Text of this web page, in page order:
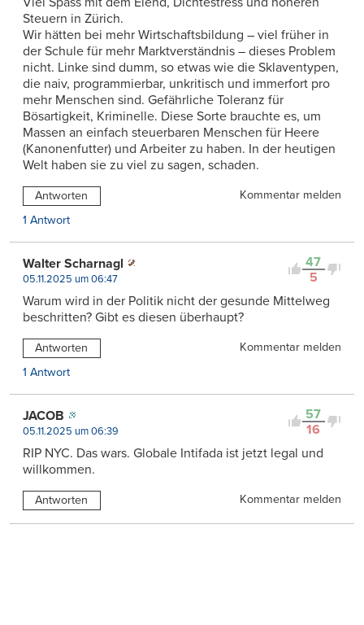
Steuern in Zürich.
Wir hätten bei mehr Wirtschaftsbildung – viel früher in
der Schule für mehr Marktverständnis – dieses Problem
nicht. Linke sind dumm, so etwas wie die Sklaventypen,
die naiv, programmierbar, unkritisch und immerfort pro
mehr Menschen sind. Gefährliche Toleranz für
Bösartigkeit, Kriminelle. Diese Sorte brauchte es, um
Massen an einfach steuerbaren Menschen für Heere
(Kanonenfutter) und Arbeiter zu haben. In der heutigen
Welt haben sie zu viel zu sagen, schaden.
Antworten
Kommentar melden
1 Antwort
47
5
Walter Scharnagl
05.11.2025 um 06:47
Warum wird in der Politik nicht der gesunde Mittelweg
beschritten? Gibt es diesen überhaupt?
Antworten
Kommentar melden
1 Antwort
57
16
JACOB
05.11.2025 um 06:39
RIP NYC. Das wars. Globale Intifada ist jetzt legal und
willkommen.
Antworten Kommentar melden